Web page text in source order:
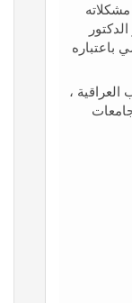
باعتباره
العراقية ،